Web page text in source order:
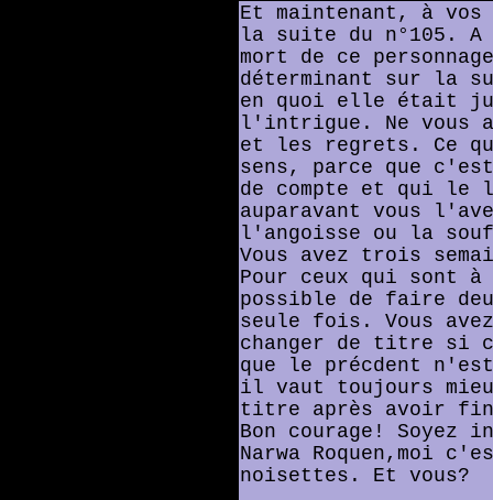
Et maintenant, à vos
la suite du n°105. A
mort de ce
déterminant sur la
en quoi elle était
l'intrigue. Ne vous
et les regrets. Ce
sens, parce que
de compte et qui le
auparavant vous
l'angoisse ou la
Vous avez trois
Pour ceux qui sont
possible de faire
seule fois. Vous
changer de titre si
que le précdent
il vaut toujours
titre après avoir
Bon courage!
Narwa Roquen,moi
noisettes. Et vous?